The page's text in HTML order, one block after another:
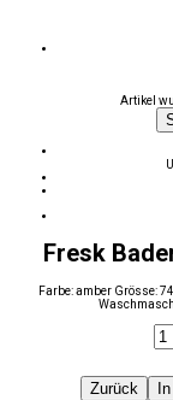
Artikel
Fresk
Farbe: amber Grösse:
Zurück